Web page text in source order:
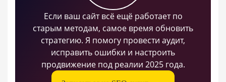
Если ваш сайт всё ещё работает по
старым методам, самое время обновить
стратегию. Я помогу провести аудит,
исправить ошибки и настроить
продвижение под реалии 2025 года.